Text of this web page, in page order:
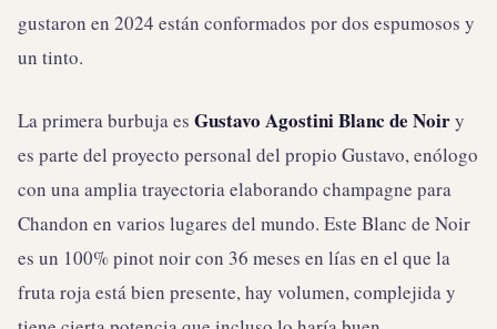
gustaron en 2024 están conformados por dos espumosos y
un tinto.
La primera burbuja es Gustavo Agostini Blanc de Noiry
es parte del proyecto personal del propio Gustavo, enólogo
con una amplia trayectoria elaborando champagne para
Chandon en varios lugares del mundo. Este Blanc de Noir
es un 100% pinot noir con 36 meses en lías en el que la
fruta roja está bien presente, hay volumen, complejida y